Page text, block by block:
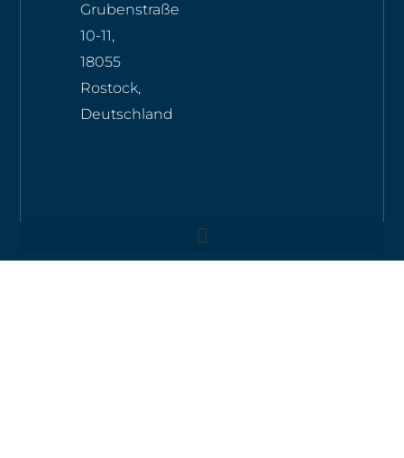
Grubenstraße
10-11,
18055
Rostock,
Deutschland